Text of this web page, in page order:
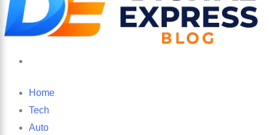
Home
Tech
Auto